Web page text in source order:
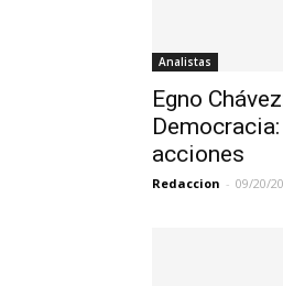
Analistas
Egno
acciones
Redaccion - 09/20/